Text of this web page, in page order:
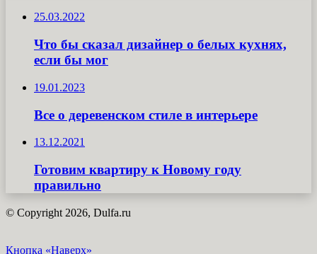
25.03.2022
Что бы сказал дизайнер о белых кухнях,
если бы мог
19.01.2023
Все о деревенском стиле в интерьере
13.12.2021
Готовим квартиру к Новому году
правильно
© Copyright 2026, Dulfa.ru
Кнопка «Наверх»